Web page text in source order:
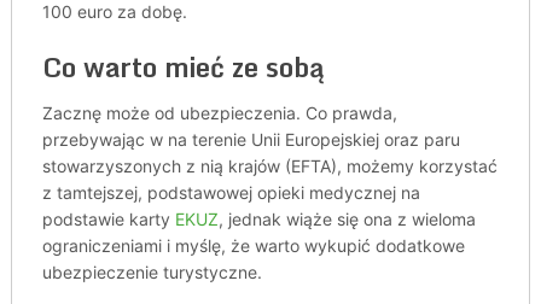
100 euro za dobę.
Co warto mieć ze sobą
Zacznę może od ubezpieczenia. Co prawda,
przebywając w na terenie Unii Europejskiej oraz paru
stowarzyszonych z nią krajów (EFTA), możemy korzystać
z tamtejszej, podstawowej opieki medycznej na
podstawie karty EKUZ, jednak wiąże się ona z wieloma
ograniczeniami i myślę, że warto wykupić dodatkowe
ubezpieczenie turystyczne.